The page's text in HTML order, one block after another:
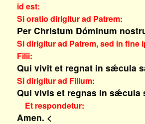
id est:
Si oratio dirigitur ad Patrem:
Per Christum Dóminum
Si dirigitur ad Patrem, sed in fine
Filii:
Qui vivit et regnat in sǽcula
Si dirigitur ad Filium:
Qui vivis et regnas in sǽcula
Et respondetur:
Amen. <